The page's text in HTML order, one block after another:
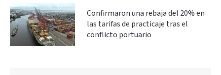
Confirmaron una rebaja del 20% en
las tarifas de practicaje tras el
conflicto portuario